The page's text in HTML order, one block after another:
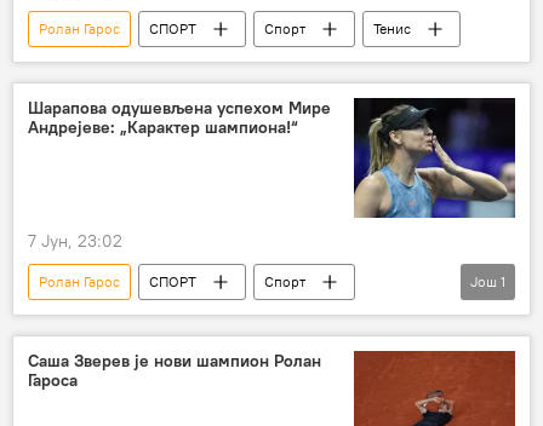
Ролан Гарос СПОРТ Спорт Тенис
Шарапова одушевљена успехом Мире
Андрејеве: „Карактер шампиона!“
7 Јун, 23:02
Ролан Гарос СПОРТ
Спорт
Тенис
Мира Андрејева
Још 1
Саша Зверев је нови шампион Ролан
Гароса